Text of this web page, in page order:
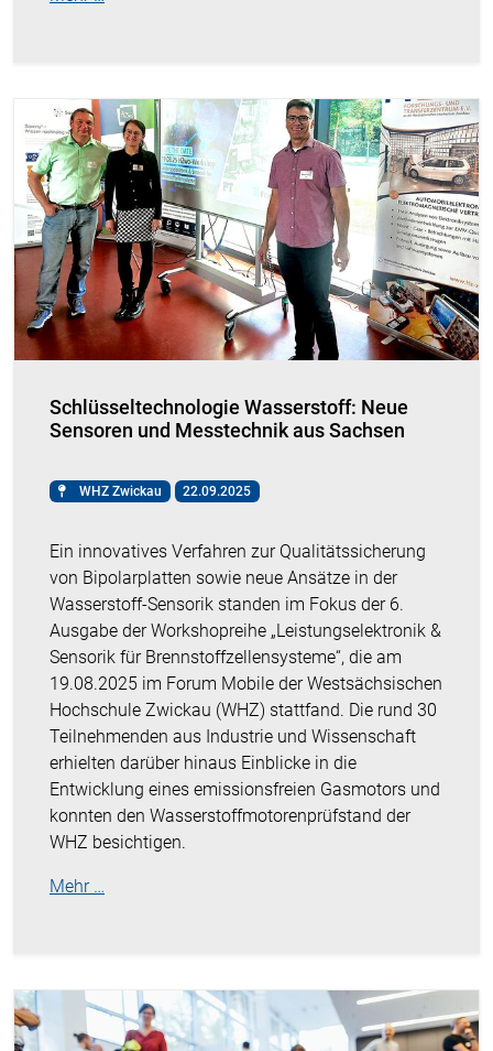
Schlüsseltechnologie Wasserstoff: Neue
Sensoren und Messtechnik aus Sachsen
WHZ Zwickau 22.09.2025
Ein innovatives Verfahren zur Qualitätssicherung
von Bipolarplatten sowie neue Ansätze in der
Wasserstoff-Sensorik standen im Fokus der 6.
Ausgabe der Workshopreihe „Leistungselektronik &
Sensorik für Brennstoffzellensysteme“, die am
19.08.2025 im Forum Mobile der Westsächsischen
Hochschule Zwickau (WHZ) stattfand. Die rund 30
Teilnehmenden aus Industrie und Wissenschaft
erhielten darüber hinaus Einblicke in die
Entwicklung eines emissionsfreien Gasmotors und
konnten den Wasserstoffmotorenprüfstand der
WHZ besichtigen.
Mehr …